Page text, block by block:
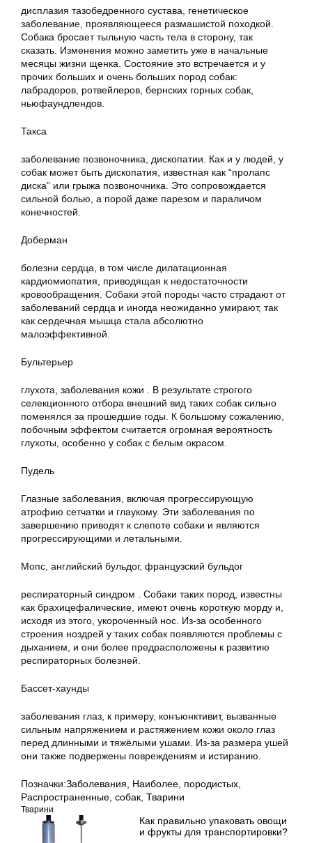
дисплазия тазобедренного сустава, генетическое
заболевание, проявляющееся размашистой походкой.
Собака бросает тыльную часть тела в сторону, так
сказать. Изменения можно заметить уже в начальные
месяцы жизни щенка. Состояние это встречается и у
прочих больших и очень больших пород собак:
лабрадоров, ротвейлеров, бернских горных собак,
ньюфаундлендов.
Такса
заболевание позвоночника, дископатии. Как и у людей, у
собак может быть дископатия, известная как “пролапс
диска” или грыжа позвоночника. Это сопровождается
сильной болью, а порой даже парезом и параличом
конечностей.
Доберман
болезни сердца, в том числе дилатационная
кардиомиопатия, приводящая к недостаточности
кровообращения. Собаки этой породы часто страдают от
заболеваний сердца и иногда неожиданно умирают, так
как сердечная мышца стала абсолютно
малоэффективной.
Бультерьер
глухота, заболевания кожи . В результате строгого
селекционного отбора внешний вид таких собак сильно
поменялся за прошедшие годы. К большому сожалению,
побочным эффектом считается огромная вероятность
глухоты, особенно у собак с белым окрасом.
Пудель
Глазные заболевания, включая прогрессирующую
атрофию сетчатки и глаукому. Эти заболевания по
завершению приводят к слепоте собаки и являются
прогрессирующими и летальными.
Мопс, английский бульдог, французский бульдог
респираторный синдром . Собаки таких пород, известны
как брахицефалические, имеют очень короткую морду и,
исходя из этого, укороченный нос. Из-за особенного
строения ноздрей у таких собак появляются проблемы с
дыханием, и они более предрасположены к развитию
респираторных болезней.
Бассет-хаунды
заболевания глаз, к примеру, конъюнктивит, вызванные
сильным напряжением и растяжением кожи около глаз
перед длинными и тяжёлыми ушами. Из-за размера ушей
они также подвержены повреждениям и истиранию.
Позначки:Заболевания Наиболее породистых
Распространенные собак Тварини
Тварини
Как правильно упаковать овощи
и фрукты для транспортировки?